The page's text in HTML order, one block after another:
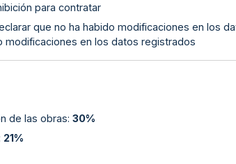
para contratar
que no ha habido modificaciones en los
modificaciones en los datos registrados
de las obras: 30%
21%